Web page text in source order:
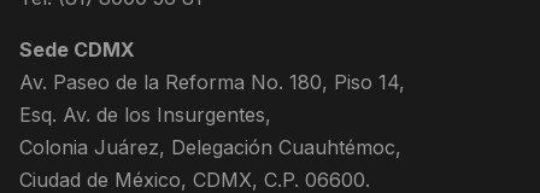
Sede CDMX
Av. Paseo de la Reforma No. 180, Piso 14,
Esq. Av. de los Insurgentes,
Colonia Juárez, Delegación Cuauhtémoc,
Ciudad de México, CDMX, C.P. 06600.